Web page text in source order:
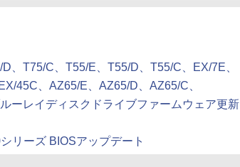
、T75/C、T55/E、T55/D、T55/C、EX/7E、
45C、AZ65/E、AZ65/D、AZ65/C、
ーレイディスクドライブファームウェア更新
リーズ BIOSアップデート